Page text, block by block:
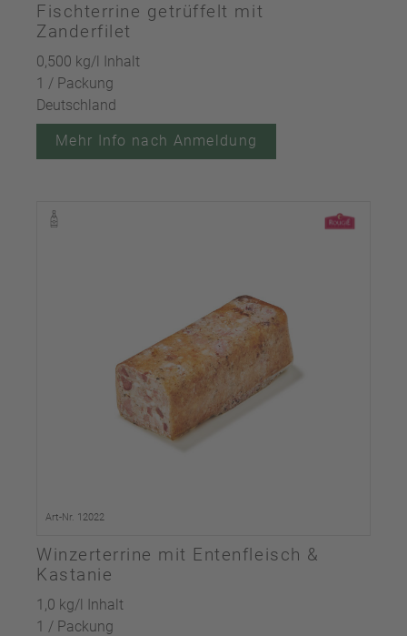
Fischterrine getrüffelt mit
Zanderfilet
0,500 kg/l Inhalt
1 / Packung
Deutschland
Mehr Info nach Anmeldung
Art-Nr. 12022
Winzerterrine mit Entenfleisch &
Kastanie
1,0 kg/l Inhalt
1 / Packung